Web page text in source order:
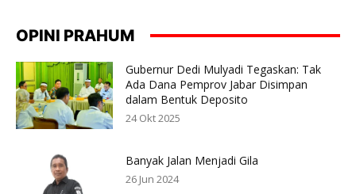
OPINI PRAHUM
Gubernur Dedi Mulyadi Tegaskan: Tak
Ada Dana Pemprov Jabar Disimpan
dalam Bentuk Deposito
24 Okt 2025
Banyak Jalan Menjadi Gila
26 Jun 2024